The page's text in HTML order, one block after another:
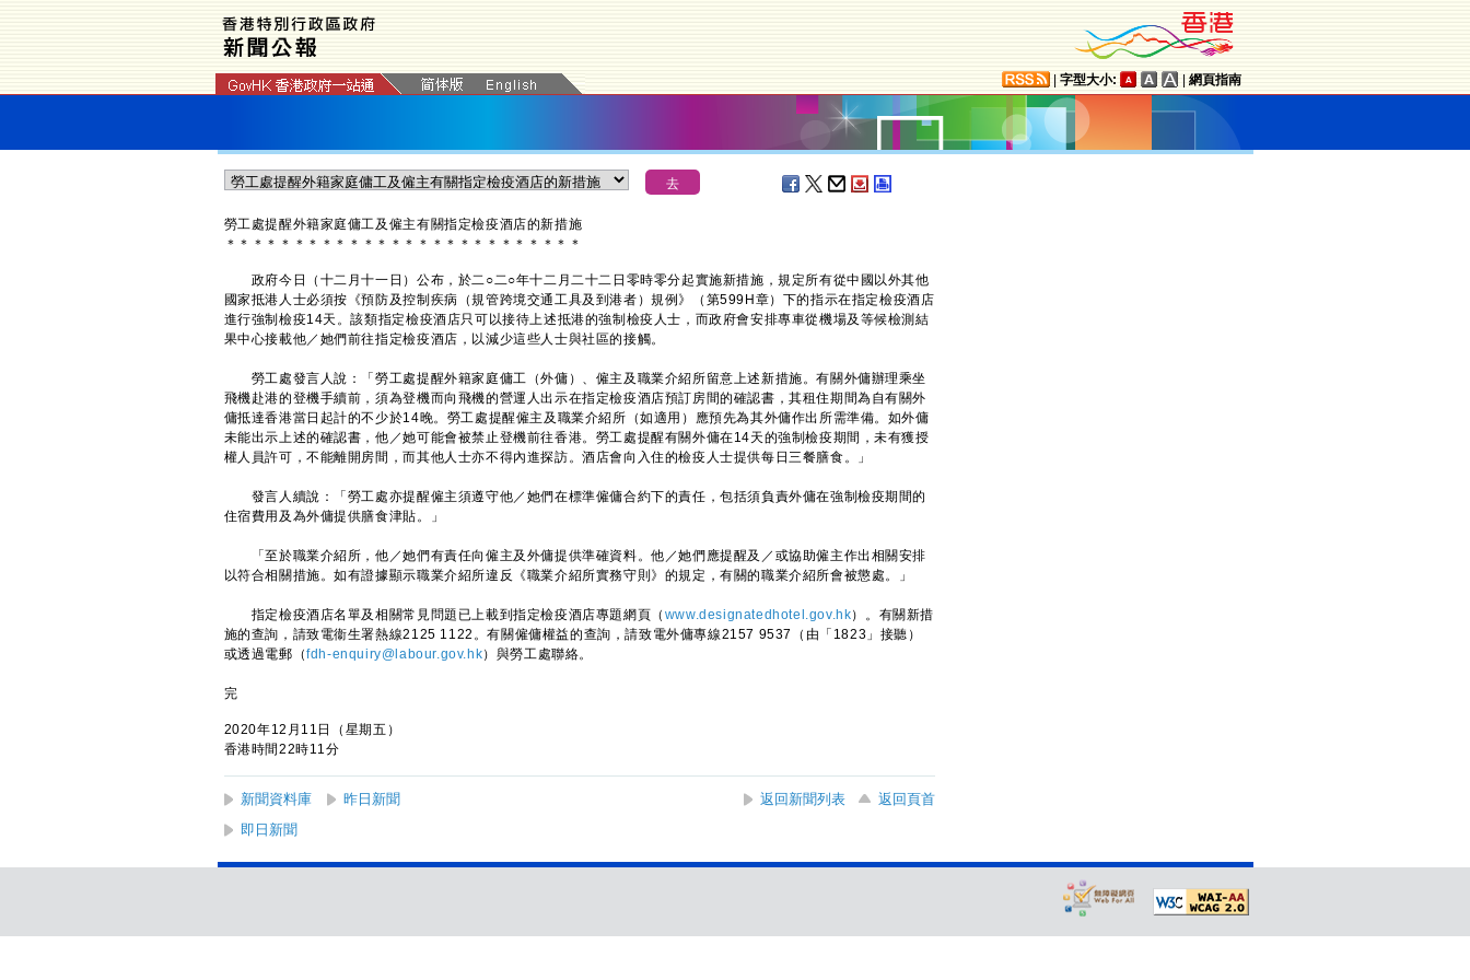
字型大小: 網頁指南
勞工處提醒外籍家庭傭工及僱主有關指定檢疫酒店的新措施
＊ ＊ ＊ ＊ ＊ ＊ ＊ ＊ ＊ ＊ ＊ ＊ ＊ ＊ ＊ ＊ ＊ ＊ ＊ ＊ ＊ ＊ ＊ ＊ ＊ ＊
​政府今日（十二月十一日）公布，於二○二○年十二月二十二日零時零分起實施新措施，規定所有從中國以外其他
國家抵港人士必須按《預防及控制疾病（規管跨境交通工具及到港者）規例》（第599H章）下的指示在指定檢疫酒店
進行強制檢疫14天。該類指定檢疫酒店只可以接待上述抵港的強制檢疫人士，而政府會安排專車從機場及等候檢測結
果中心接載他／她們前往指定檢疫酒店，以減少這些人士與社區的接觸。
勞工處發言人說：「勞工處提醒外籍家庭傭工（外傭）、僱主及職業介紹所留意上述新措施。有關外傭辦理乘坐
飛機赴港的登機手續前，須為登機而向飛機的營運人出示在指定檢疫酒店預訂房間的確認書，其租住期間為自有關外
傭抵達香港當日起計的不少於14晚。勞工處提醒僱主及職業介紹所（如適用）應預先為其外傭作出所需準備。如外傭
未能出示上述的確認書，他／她可能會被禁止登機前往香港。勞工處提醒有關外傭在14天的強制檢疫期間，未有獲授
權人員許可，不能離開房間，而其他人士亦不得內進探訪。酒店會向入住的檢疫人士提供每日三餐膳食。」
發言人續說：「勞工處亦提醒僱主須遵守他／她們在標準僱傭合約下的責任，包括須負責外傭在強制檢疫期間的
住宿費用及為外傭提供膳食津貼。」
「至於職業介紹所，他／她們有責任向僱主及外傭提供準確資料。他／她們應提醒及／或協助僱主作出相關安排
以符合相關措施。如有證據顯示職業介紹所違反《職業介紹所實務守則》的規定，有關的職業介紹所會被懲處。」
指定檢疫酒店名單及相關常見問題已上載到指定檢疫酒店專題網頁（ www.designatedhotel.gov.hk）。有關新措
施的查詢，請致電衞生署熱線2125 1122。有關僱傭權益的查詢，請致電外傭專線2157 9537（由「1823」接聽）
或透過電郵（fdh-enquiry@labour.gov.hk）與勞工處聯絡。
完
2020年12月11日（星期五）
香港時間22時11分
新聞資料庫 昨日新聞 返回新聞列表
返回頁首
即日新聞